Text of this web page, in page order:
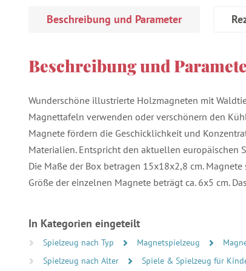
Beschreibung und Parameter
Beschreibung und
Wunderschöne illustrierte Holzmagneten mit
Magnettafeln verwenden oder verschönern den
Magnete fördern die Geschicklichkeit und
Materialien. Entspricht den aktuellen europäischen
Die Maße der Box betragen 15x18x2,8 cm.
Größe der einzelnen Magnete beträgt ca. 6x5 cm.
In Kategorien eingeteilt
Spielzeug nach Typ Magnetspielzeug
Spielzeug nach Alter
Spiele & Spielzeug für